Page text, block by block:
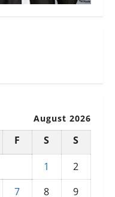
August 2026
F S
S
1
2
7 8
9